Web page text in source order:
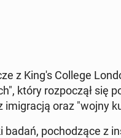
z King's College
który roz­po­czął się
imi­gra­cją oraz "wojny
badań, po­cho­dzą­ce z